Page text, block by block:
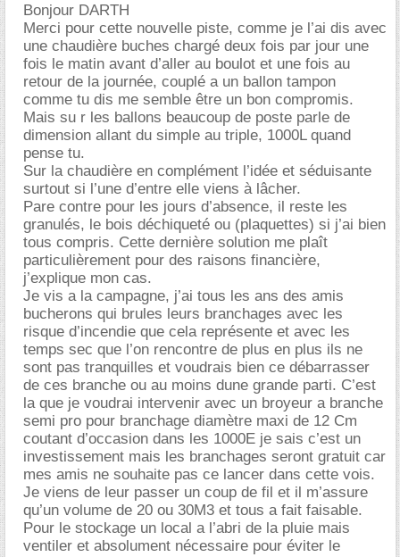
Bonjour DARTH
Merci pour cette nouvelle piste, comme je l’ai dis avec
une chaudière buches chargé deux fois par jour une
fois le matin avant d’aller au boulot et une fois au
retour de la journée, couplé a un ballon tampon
comme tu dis me semble être un bon compromis.
Mais su r les ballons beaucoup de poste parle de
dimension allant du simple au triple, 1000L quand
pense tu.
Sur la chaudière en complément l’idée et séduisante
surtout si l’une d’entre elle viens à lâcher.
Pare contre pour les jours d’absence, il reste les
granulés, le bois déchiqueté ou (plaquettes) si j’ai bien
tous compris. Cette dernière solution me plaît
particulièrement pour des raisons financière,
j’explique mon cas.
Je vis a la campagne, j’ai tous les ans des amis
bucherons qui brules leurs branchages avec les
risque d’incendie que cela représente et avec les
temps sec que l’on rencontre de plus en plus ils ne
sont pas tranquilles et voudrais bien ce débarrasser
de ces branche ou au moins dune grande parti. C’est
la que je voudrai intervenir avec un broyeur a branche
semi pro pour branchage diamètre maxi de 12 Cm
coutant d’occasion dans les 1000E je sais c’est un
investissement mais les branchages seront gratuit car
mes amis ne souhaite pas ce lancer dans cette vois.
Je viens de leur passer un coup de fil et il m’assure
qu’un volume de 20 ou 30M3 et tous a fait faisable.
Pour le stockage un local a l’abri de la pluie mais
ventiler et absolument nécessaire pour éviter le